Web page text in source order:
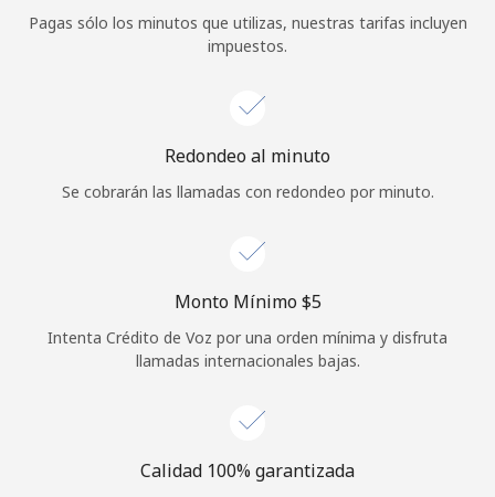
¿Olvidaste tu contraseña? →
Continuar con
Pagas sólo los minutos que utilizas, nuestras tarifas incluyen
impuestos.
Redondeo al minuto
Se cobrarán las llamadas con redondeo por minuto.
Monto Mínimo ⁦$5⁩
Intenta Crédito de Voz por una orden mínima y disfruta
llamadas internacionales bajas.
Calidad 100% garantizada